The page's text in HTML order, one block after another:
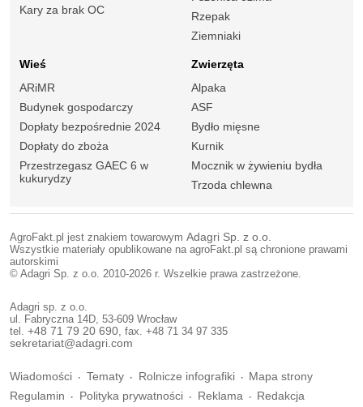
Kary za brak OC
Rzepak
Ziemniaki
Wieś
ARiMR
Budynek gospodarczy
Dopłaty bezpośrednie 2024
Dopłaty do zboża
Przestrzegasz GAEC 6 w
kukurydzy
Zwierzęta
Alpaka
ASF
Bydło mięsne
Kurnik
Mocznik w żywieniu bydła
Trzoda chlewna
AgroFakt.pl jest znakiem towarowym Adagri Sp. z o.o.
Wszystkie materiały opublikowane na agroFakt.pl są chronione prawami
autorskimi
© Adagri Sp. z o.o. 2010-2026 r. Wszelkie prawa zastrzeżone.
Adagri sp. z o.o.
ul. Fabryczna 14D, 53-609 Wrocław
tel. +48 71 79 20 690 , fax. +48 71 34 97 335
sekretariat@adagri.com
Wiadomości Tematy Rolnicze infografiki
Mapa strony
Regulamin
Polityka prywatności Reklama Redakcja